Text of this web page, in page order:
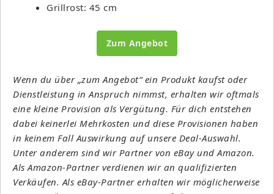
Grillrost: 45 cm
Zum Angebot
Wenn du über „zum Angebot“ ein Produkt kaufst oder
Dienstleistung in Anspruch nimmst, erhalten wir oftmals
eine kleine Provision als Vergütung. Für dich entstehen
dabei keinerlei Mehrkosten und diese Provisionen haben
in keinem Fall Auswirkung auf unsere Deal-Auswahl.
Unter anderem sind wir Partner von eBay und Amazon.
Als Amazon-Partner verdienen wir an qualifizierten
Verkäufen. Als eBay-Partner erhalten wir möglicherweise